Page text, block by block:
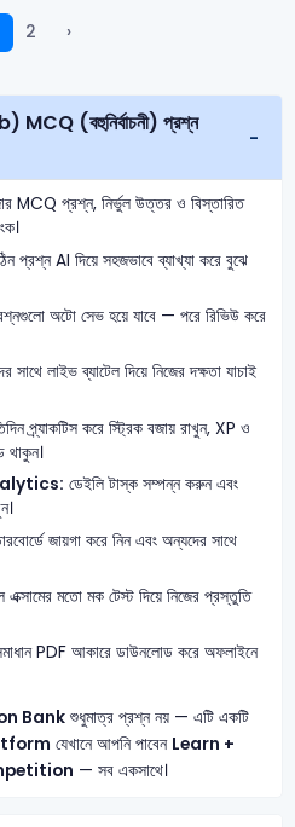
2 ›
MCQ প্রশ্ন, নির্ভুল উত্তর ও বিস্তারিত
প্রশ্ন AI দিয়ে সহজভাবে ব্যাখ্যা করে বুঝে
অটো সেভ হয়ে যাবে — পরে রিভিউ করে
সাথে লাইভ ব্যাটেল দিয়ে নিজের দক্ষতা যাচাই
প্র্যাকটিস করে স্ট্রিক বজায় রাখুন, XP ও
থাকুন।
ডেইলি টাস্ক সম্পন্ন করুন এবং
জায়গা করে নিন এবং অন্যদের সাথে
এক্সামের মতো মক টেস্ট দিয়ে নিজের প্রস্তুতি
PDF আকারে ডাউনলোড করে অফলাইনে
Bankশুধুমাত্র প্রশ্ন নয় — এটি একটি
যেখানে আপনি পাবেন Learn +
— সব একসাথে।